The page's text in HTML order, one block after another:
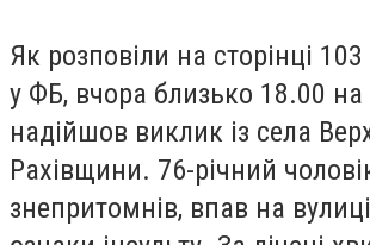
Як розповіли на сторінці
у ФБ, вчора близько 18.00 на
надійшов виклик із села
Рахівщини. 76-річний
знепритомнів, впав на